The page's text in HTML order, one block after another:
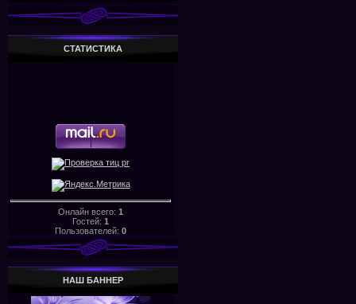
СТАТИСТИКА
Онлайн всего: 1
Гостей: 1
Пользователей: 0
НАШ БАHHЕР